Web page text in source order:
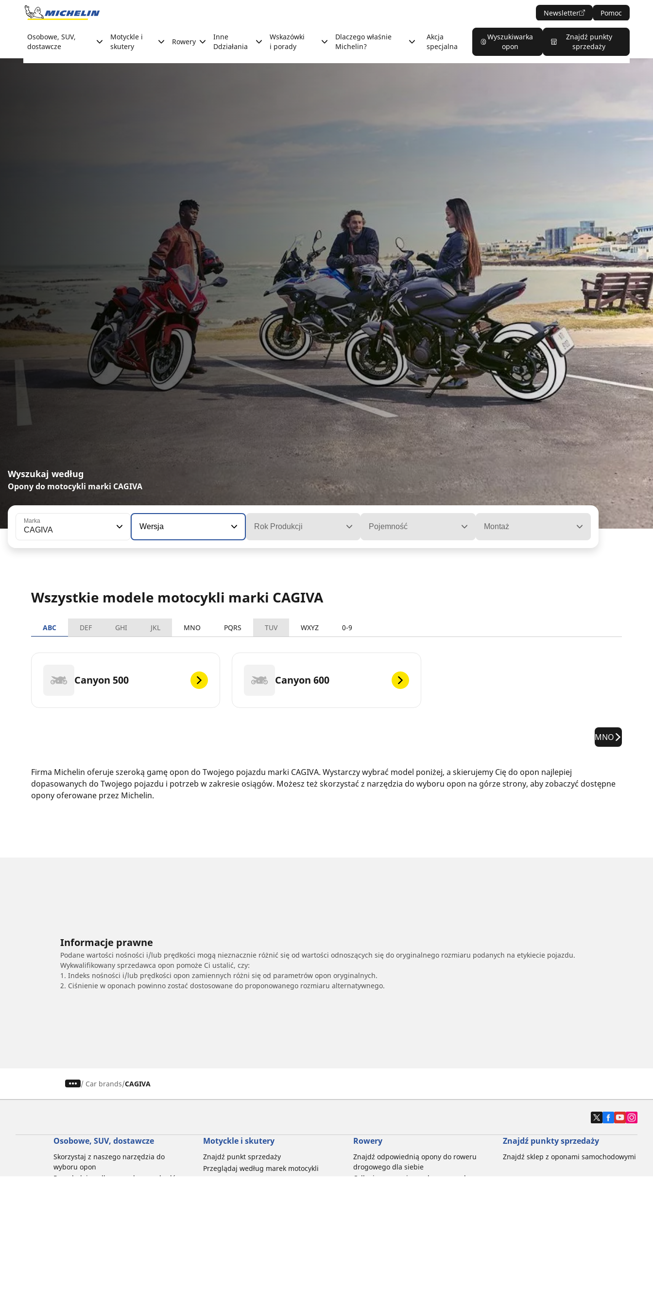
Go to page content
Newsletter Pomoc
Osobowe, SUV,
dostawcze
Motyckle i
skutery
Rowery
Inne
Ddziałania
Wskazówki
i porady
Dlaczego właśnie
Michelin?
Akcja
specjalna
Wyszukiwarka
opon
Znajdź punkty
sprzedaży
Wyszukaj według
Opony do motocykli marki CAGIVA
Marka
CAGIVA Wersja Rok Produkcji Pojemność Montaż
Wszystkie modele motocykli marki CAGIVA
ABC DEF GHI JKL MNO PQRS TUV WXYZ 0-9
Canyon 500 Canyon 600
MNO
Firma Michelin oferuje szeroką gamę opon do Twojego pojazdu marki CAGIVA. Wystarczy wybrać model poniżej, a skierujemy Cię do opon najlepiej
dopasowanych do Twojego pojazdu i potrzeb w zakresie osiągów. Możesz też skorzystać z narzędzia do wyboru opon na górze strony, aby zobaczyć dostępne
opony oferowane przez Michelin.
Informacje prawne
Podane wartości nośności i/lub prędkości mogą nieznacznie różnić się od wartości odnoszących się do oryginalnego rozmiaru podanych na etykiecie pojazdu.
Wykwalifikowany sprzedawca opon pomoże Ci ustalić, czy:
1. Indeks nośności i/lub prędkości opon zamiennych różni się od parametrów opon oryginalnych.
2. Ciśnienie w oponach powinno zostać dostosowane do proponowanego rozmiaru alternatywnego.
/ Car brands CAGIVA
Osobowe, SUV, dostawcze
Skorzystaj z naszego narzędzia do
wyboru opon
Przeglądaj według marek samochodów
Motyckle i skutery
Znajdź punkt sprzedaży
Przeglądaj według marek motocykli
Rowery
Znajdź odpowiednią opony do roweru
drogowego dla siebie
Odkryj nasze uniwersalne opony do
Znajdź punkty sprzedaży
Znajdź sklep z oponami samochodowymi